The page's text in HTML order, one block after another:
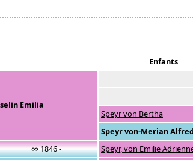
Enfants
Emilia
Speyr von Bertha
Speyr von-Merian
∞ 1846 -
Speyr, von Emilie